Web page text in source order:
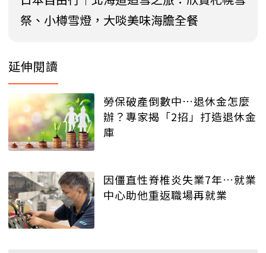
祭、小樽雪燈，大啖美味海膽全餐
延伸閱讀
勞保破產倒數中…退休金怎麼
辦？專家揭「2招」打造退休金
庫
因僵直性脊椎炎失業7年…就業
中心助他重返職場再就業